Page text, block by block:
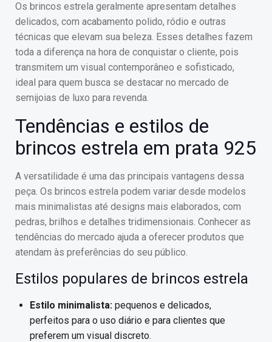
Os brincos estrela geralmente apresentam detalhes
delicados, com acabamento polido, ródio e outras
técnicas que elevam sua beleza. Esses detalhes fazem
toda a diferença na hora de conquistar o cliente, pois
transmitem um visual contemporâneo e sofisticado,
ideal para quem busca se destacar no mercado de
semijoias de luxo para revenda.
Tendências e estilos de
brincos estrela em prata 925
A versatilidade é uma das principais vantagens dessa
peça. Os brincos estrela podem variar desde modelos
mais minimalistas até designs mais elaborados, com
pedras, brilhos e detalhes tridimensionais. Conhecer as
tendências do mercado ajuda a oferecer produtos que
atendam às preferências do seu público.
Estilos populares de brincos estrela
Estilo minimalista: pequenos e delicados,
perfeitos para o uso diário e para clientes que
preferem um visual discreto.